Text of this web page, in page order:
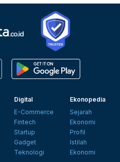
Digital
E-Commerce
Fintech
Startup
Gadget
Teknologi
Ekonopedia
Sejarah
Ekonomi
Profil
Istilah
Ekonomi